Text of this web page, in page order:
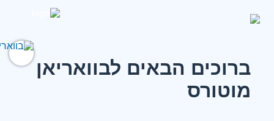
ברוכים הבאים לבוואריאן
מוטורס